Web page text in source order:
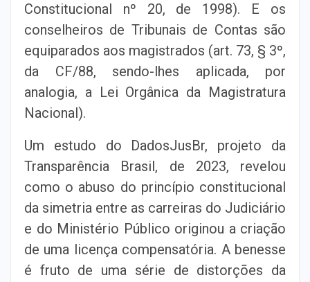
Constitucional nº 20, de 1998). E os
conselheiros de Tribunais de Contas são
equiparados aos magistrados (art. 73, § 3º,
da CF/88, sendo-lhes aplicada, por
analogia, a Lei Orgânica da Magistratura
Nacional).
Um estudo do DadosJusBr, projeto da
Transparência Brasil, de 2023, revelou
como o abuso do princípio constitucional
da simetria entre as carreiras do Judiciário
e do Ministério Público originou a criação
de uma licença compensatória. A benesse
é fruto de uma série de distorções da